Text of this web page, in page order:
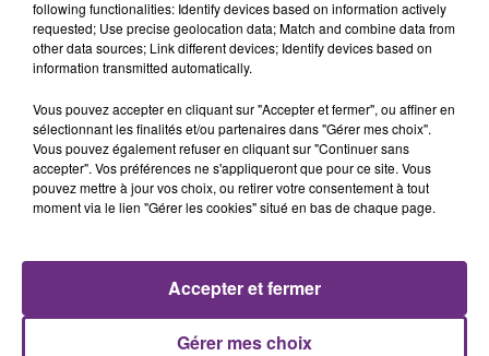
le cadre d’un congé maladie, qui pourra être
renouvelé, débutant accepté.
STUDIO 12 - Mme Nathalie GUIBORAT
Un poste de bonnetier/bonnetière sur métier
circulaire grand diamètre à pourvoir chez Petit Bateau
à Troyes, CDI, débutant accepté.
pour les foires de Champagne à Troyes, jusqu’au 5 juin,
spécialité cuisine d’Auvergne.
CHEZ LULU - M. LUCIEN JULIEN
following functionalities: Identify devices based on information actively
requested; Use precise geolocation data; Match and combine data from
other data sources; Link different devices; Identify devices based on
information transmitted automatically.
Vous pouvez accepter en cliquant sur "Accepter et fermer", ou affiner en
sélectionnant les finalités et/ou partenaires dans "Gérer mes choix".
Vous pouvez également refuser en cliquant sur "Continuer sans
accepter". Vos préférences ne s'appliqueront que pour ce site. Vous
pouvez mettre à jour vos choix, ou retirer votre consentement à tout
moment via le lien "Gérer les cookies" situé en bas de chaque page.
Gérer mes choix
Accepter et fermer